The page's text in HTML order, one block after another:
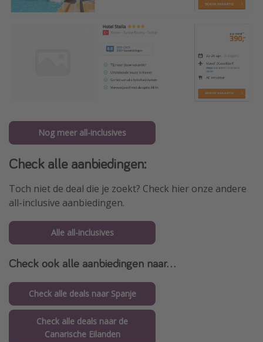
Nog meer all-inclusives
Check alle aanbiedingen:
Toch niet de deal die je zoekt? Check hier onze andere
all-inclusive aanbiedingen.
Alle all-inclusives
Check ook alle aanbiedingen naar...
Check alle deals naar Spanje
Check alle deals naar de
Canarische Eilanden